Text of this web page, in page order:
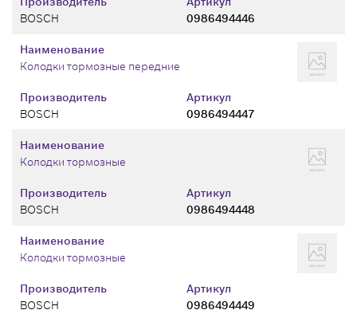
BOSCH
0986494446
Производитель
BOSCH
Артикул
0986494447
Наименование
Колодки тормозные передние
Производитель
BOSCH
Артикул
0986494448
Наименование
Колодки тормозные
Производитель
BOSCH
Артикул
0986494449
Наименование
Колодки тормозные